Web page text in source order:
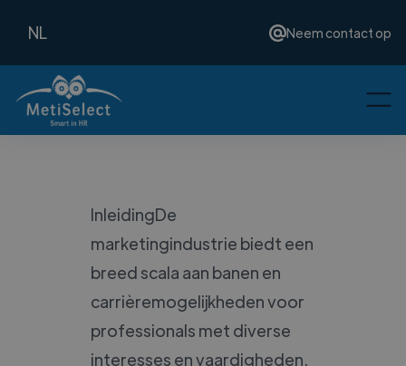
NL Neem contact op
InleidingDe
marketingindustrie biedt een
breed scala aan banen en
carrièremogelijkheden voor
professionals met diverse
interesses en vaardigheden.